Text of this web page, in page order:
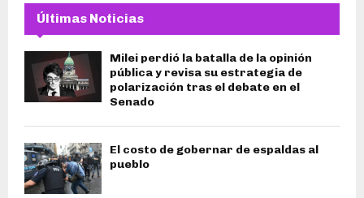
Últimas Noticias
Milei perdió la batalla de la opinión
pública y revisa su estrategia de
polarización tras el debate en el
Senado
El costo de gobernar de espaldas al
pueblo